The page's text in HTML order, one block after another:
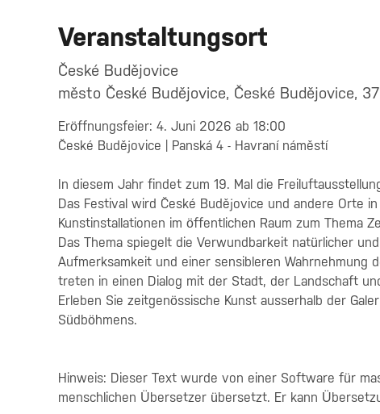
Veranstaltungsort
České Budějovice
město České Budějovice, České Budějovice,
Eröffnungsfeier: 4. Juni 2026 ab 18:00
České Budějovice | Panská 4 - Havraní náměstí
In diesem Jahr findet zum 19. Mal die
Das Festival wird České Budějovice und andere Orte
Kunstinstallationen im öffentlichen Raum zum Thema
Das Thema spiegelt die Verwundbarkeit natürlicher
Aufmerksamkeit und einer sensibleren Wahrnehmung
treten in einen Dialog mit der Stadt, der Landschaft
Erleben Sie zeitgenössische Kunst ausserhalb der
Südböhmens.
Hinweis: Dieser Text wurde von einer Software für
menschlichen Übersetzer übersetzt. Er kann